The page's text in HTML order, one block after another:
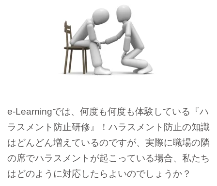
e-Learningでは、何度も何度も体験している『ハ
ラスメント防止研修』！ハラスメント防止の知識
はどんどん増えているのですが、実際に職場の隣
の席でハラスメントが起こっている場合、私たち
はどのように対応したらよいのでしょうか？